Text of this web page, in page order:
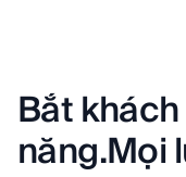
Bắt
năng.Mọi